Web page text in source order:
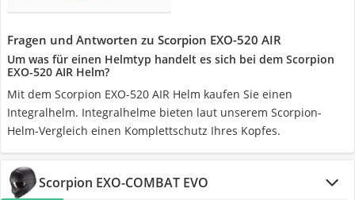
Fragen und Antworten zu Scorpion EXO-520 AIR
Um was für einen Helmtyp handelt es sich bei dem Scorpion
EXO-520 AIR Helm?
Mit dem Scorpion EXO-520 AIR Helm kaufen Sie einen
Integralhelm. Integralhelme bieten laut unserem Scorpion-
Helm-Vergleich einen Komplettschutz Ihres Kopfes.
Scorpion EXO-COMBAT EVO